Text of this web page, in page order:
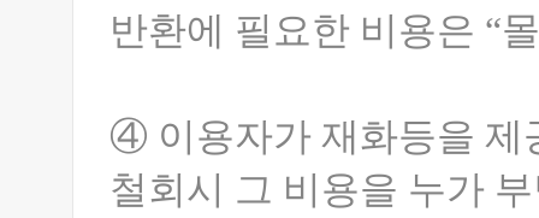
반환에 필요한 비용은 “
④ 이용자가 재화등을 제
철회시 그 비용을 누가